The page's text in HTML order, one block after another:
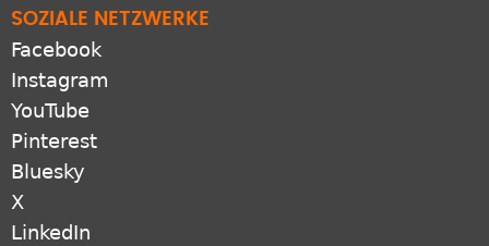
SOZIALE NETZWERKE
Facebook
Instagram
YouTube
Pinterest
Bluesky
X
LinkedIn